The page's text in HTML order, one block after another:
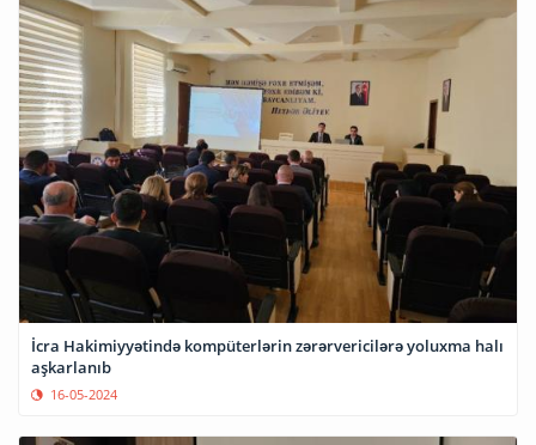
İcra Hakimiyyətində kompüterlərin zərərvericilərə yoluxma halı
aşkarlanıb
16-05-2024